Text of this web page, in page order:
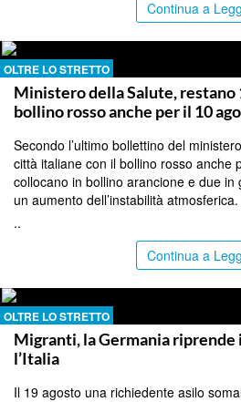
Continua a
OLTRE LO STRETTO
Ministero della Salute, restano
bollino rosso anche per il 10
Secondo l’ultimo bollettino del
città italiane con il bollino rosso anche
collocano in bollino arancione e due in
un aumento dell’instabilità atmosferica.
..
Continua a
OLTRE LO STRETTO
Migranti, la Germania
l’Italia
Il 19 agosto una richiedente asilo